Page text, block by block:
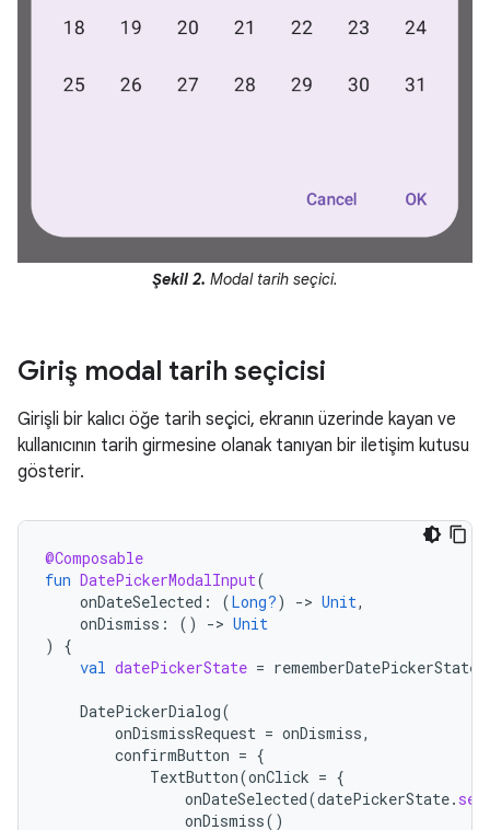
Şekil 2. Modal tarih seçici.
Giriş modal tarih seçicisi
Girişli bir kalıcı öğe tarih seçici, ekranın üzerinde kayan ve
kullanıcının tarih girmesine olanak tanıyan bir iletişim kutusu
gösterir.
@Composable
fun DatePickerModalInput(
onDateSelected : (Long?) -> Unit,
onDismiss : () -> Unit
)
{
val datePickerState = rememberDatePickerState
DatePickerDialog(
onDismissRequest = onDismiss,
confirmButton = {
TextButton(onClick = {
onDateSelected(datePickerState.
onDismiss()